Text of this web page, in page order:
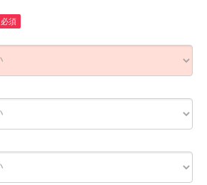
必須